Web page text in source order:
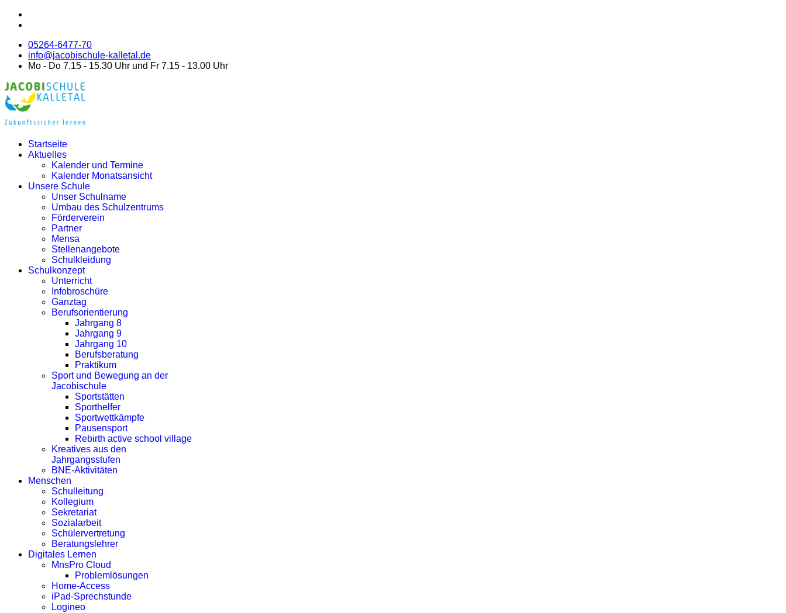
05264-6477-70
info@jacobischule-kalletal.de
Mo - Do 7.15 - 15.30 Uhr und Fr 7.15 - 13.00 Uhr
Startseite
Aktuelles
Kalender und Termine
Kalender Monatsansicht
Unsere Schule
Unser Schulname
Umbau des Schulzentrums
Förderverein
Partner
Mensa
Stellenangebote
Schulkleidung
Schulkonzept
Unterricht
Infobroschüre
Ganztag
Berufsorientierung
Jahrgang 8
Jahrgang 9
Jahrgang 10
Berufsberatung
Praktikum
Sport und Bewegung an der
Jacobischule
Sportstätten
Sporthelfer
Sportwettkämpfe
Pausensport
Rebirth active school village
Kreatives aus den
Jahrgangsstufen
BNE-Aktivitäten
Menschen
Schulleitung
Kollegium
Sekretariat
Sozialarbeit
Schülervertretung
Beratungslehrer
Digitales Lernen
MnsPro Cloud
Problemlösungen
Home-Access
iPad-Sprechstunde
Logineo